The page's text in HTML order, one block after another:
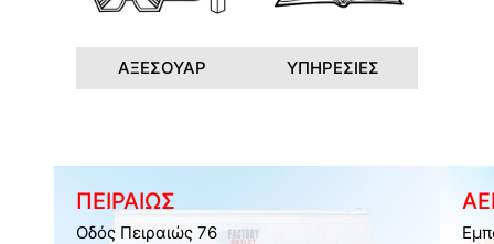
ΑΞΕΣΟΥΑΡ ΥΠΗΡΕΣΙΕΣ
ΠΕΙΡΑΙΩΣ
Οδός Πειραιώς 76